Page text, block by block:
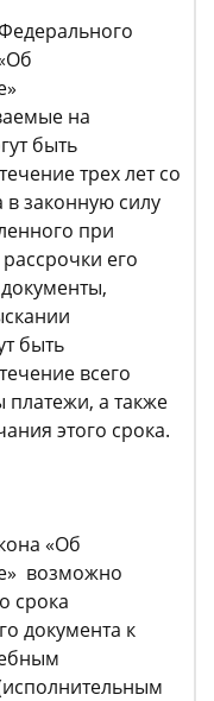
на
быть
трех лет со
в законную силу
при
его
быть
всего
а также
этого срока.
«Об
возможно
срока
документа к